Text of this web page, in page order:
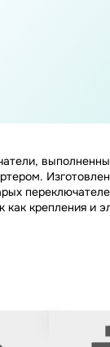
крепления и
#2
Кнопки